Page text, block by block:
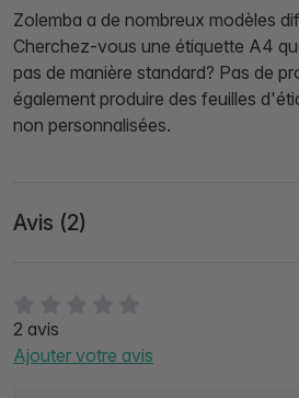
2 avis
Ajouter votre avis
Zolemba a de nombreux modèles
Cherchez-vous une étiquette A4
pas de manière standard? Pas de
également produire des feuilles
non personnalisées.
Avis (2)